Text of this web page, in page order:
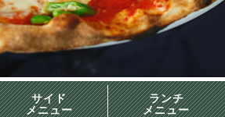
サイド
メニュー
ランチ
メニュー